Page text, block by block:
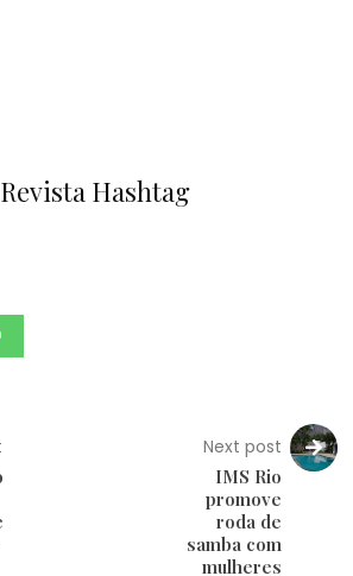
Revista Hashtag
Next post
IMS Rio
promove
roda de
samba com
mulheres